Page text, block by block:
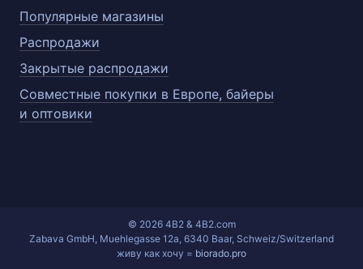
Популярные магазины
Распродажи
Закрытые распродажи
Совместные покупки в Европе, байеры
и оптовики
© 2026 4B2 & 4B2.com
Zabava GmbH, Muehlegasse 12a, 6340 Baar, Schweiz/Switzerland
живу как хочу = biorado.pro